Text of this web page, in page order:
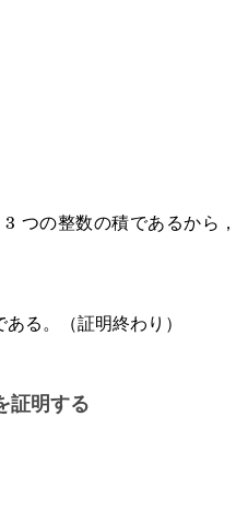
つの整数の積であるから，
る。（証明終わり）
証明する